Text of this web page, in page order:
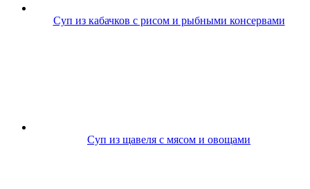
Суп из кабачков с рисом и рыбными консервами
Суп из щавеля с мясом и овощами